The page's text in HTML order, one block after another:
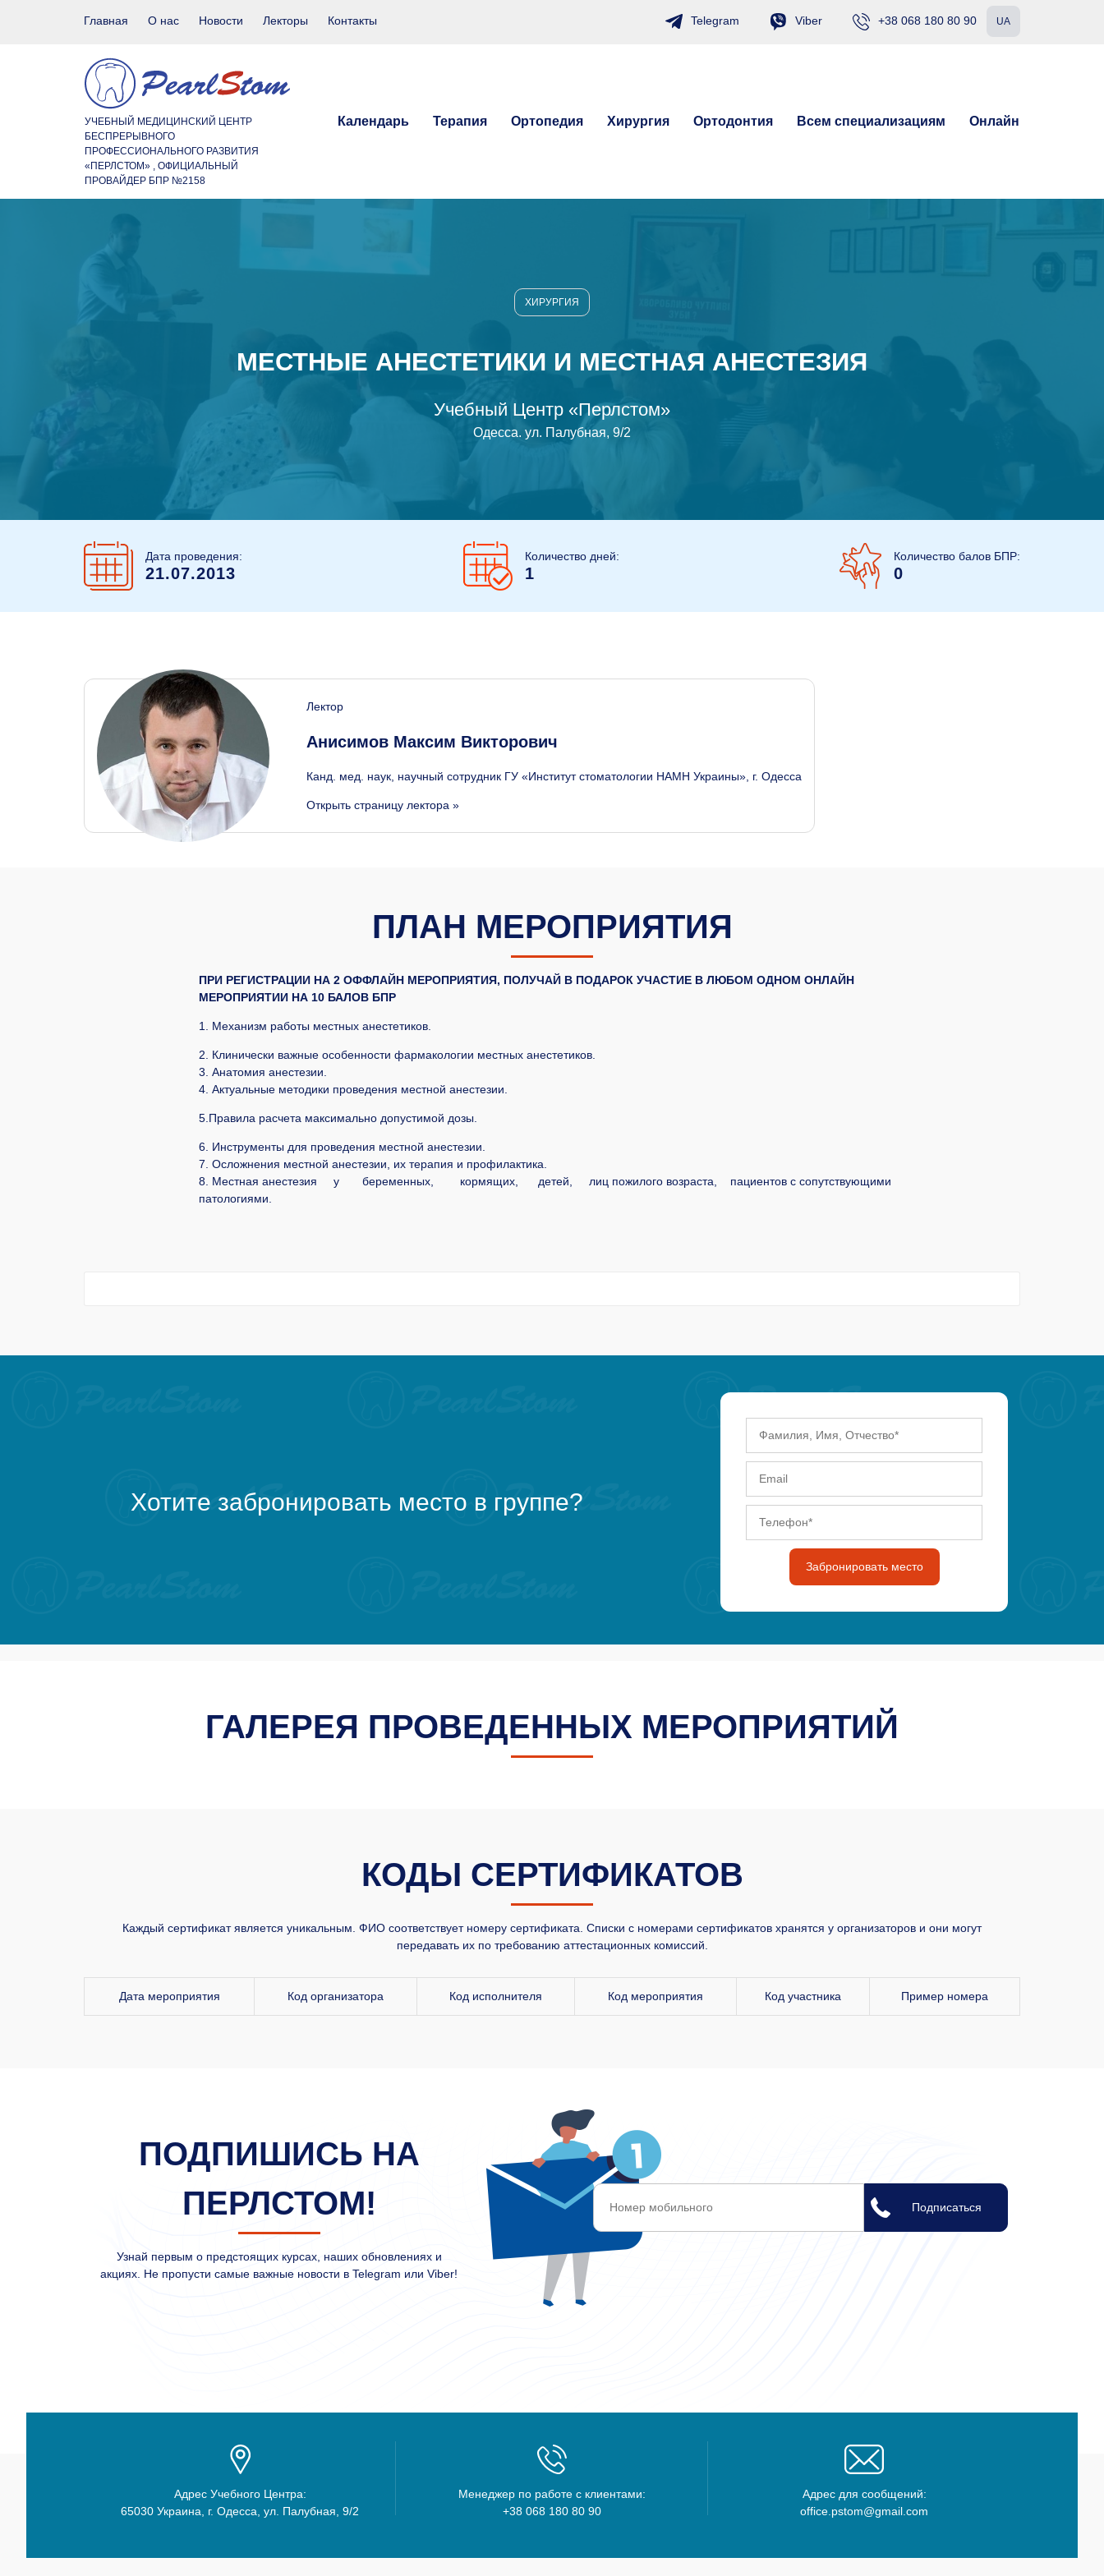
Главная О нас Новости Лекторы Контакты Telegram Viber +38 068 180 80 90 UA
УЧЕБНЫЙ МЕДИЦИНСКИЙ ЦЕНТР
БЕСПРЕРЫВНОГО
ПРОФЕССИОНАЛЬНОГО РАЗВИТИЯ
«ПЕРЛСТОМ» , ОФИЦИАЛЬНЫЙ
ПРОВАЙДЕР БПР №2158
Календарь Терапия Ортопедия Хирургия Ортодонтия Всем специализациям Онлайн
ХИРУРГИЯ
МЕСТНЫЕ АНЕСТЕТИКИ И МЕСТНАЯ АНЕСТЕЗИЯ
Учебный Центр «Перлcтом»
Одесса. ул. Палубная, 9/2
Дата проведения:
21.07.2013
Количество дней:
1
Количество балов БПР:
0
Лектор
Анисимов Максим Викторович
Канд. мед. наук, научный сотрудник ГУ «Институт стоматологии НАМН Украины», г. Одесса
Открыть страницу лектора »
ПЛАН МЕРОПРИЯТИЯ
ПРИ РЕГИСТРАЦИИ НА 2 ОФФЛАЙН МЕРОПРИЯТИЯ, ПОЛУЧАЙ В ПОДАРОК УЧАСТИЕ В ЛЮБОМ ОДНОМ ОНЛАЙН
МЕРОПРИЯТИИ НА 10 БАЛОВ БПР
1. Механизм работы местных анестетиков.
2. Клинически важные особенности фармакологии местных анестетиков.
3. Анатомия анестезии.
4. Актуальные методики проведения местной анестезии.
5.Правила расчета максимально допустимой дозы.
6. Инструменты для проведения местной анестезии.
7. Осложнения местной анестезии, их терапия и профилактика.
8. Местная анестезия у беременных, кормящих, детей, лиц пожилого возраста, пациентов с сопутствующими
патологиями.
Хотите забронировать место в группе?
Забронировать место
ГАЛЕРЕЯ ПРОВЕДЕННЫХ МЕРОПРИЯТИЙ
КОДЫ СЕРТИФИКАТОВ
Каждый сертификат является уникальным. ФИО соответствует номеру сертификата. Списки с номерами сертификатов хранятся у организаторов и они могут
передавать их по требованию аттестационных комиссий.
Дата мероприятия Код организатора Код исполнителя Код мероприятия Код участника Пример номера
ПОДПИШИСЬ НА
ПЕРЛСТОМ!
Узнай первым о предстоящих курсах, наших обновлениях и
акциях. Не пропусти самые важные новости в Telegram или Viber!
Адрес Учебного Центра:
65030 Украина, г. Одесса, ул. Палубная, 9/2
Менеджер по работе с клиентами:
+38 068 180 80 90
Адрес для сообщений:
office.pstom@gmail.com